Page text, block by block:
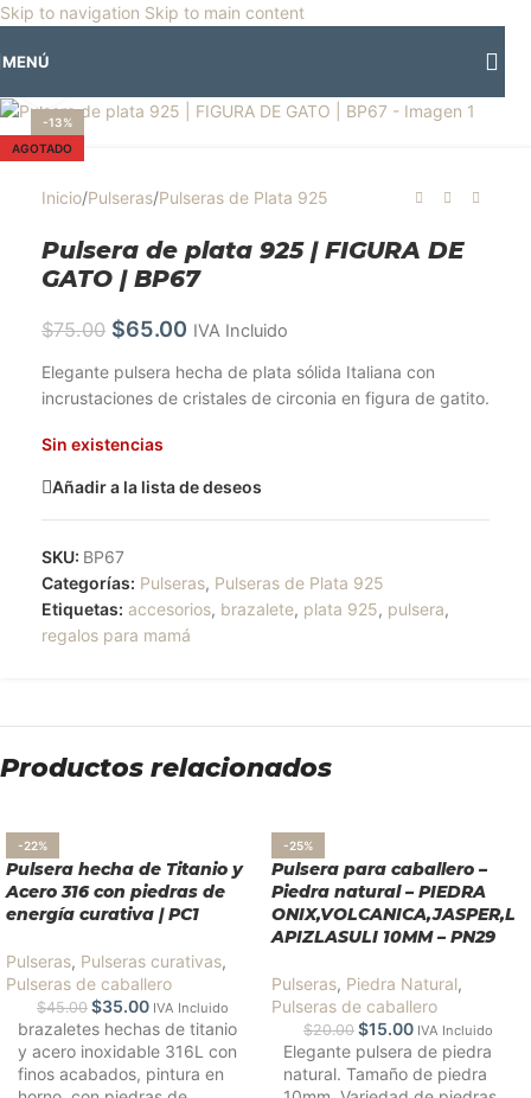
Skip to navigation Skip to main content
🎡Horario especial por vacaciones agostinas
MENÚ
-13%
AGOTADO
Inicio/Pulseras/Pulseras de Plata 925
Pulsera de plata 925 | FIGURA DE
GATO | BP67
$75.00 $65.00 IVA Incluido
Elegante pulsera hecha de plata sólida Italiana con
incrustaciones de cristales de circonia en figura de gatito.
Sin existencias
Añadir a la lista de deseos
SKU: BP67
Categorías: Pulseras, Pulseras de Plata 925
Etiquetas: accesorios, brazalete, plata 925, pulsera,
regalos para mamá
Productos relacionados
-22%
Pulsera hecha de Titanio y
Acero 316 con piedras de
energía curativa | PC1
Pulseras, Pulseras curativas,
Pulseras de caballero
$45.00 $35.00 IVA Incluido
brazaletes hechas de titanio
y acero inoxidable 316L con
finos acabados, pintura en
-25%
Pulsera para caballero –
Piedra natural – PIEDRA
ONIX,VOLCANICA,JASPER,L
APIZLASULI 10MM – PN29
Pulseras, Piedra Natural,
Pulseras de caballero
$20.00 $15.00 IVA Incluido
Elegante pulsera de piedra
natural. Tamaño de piedra